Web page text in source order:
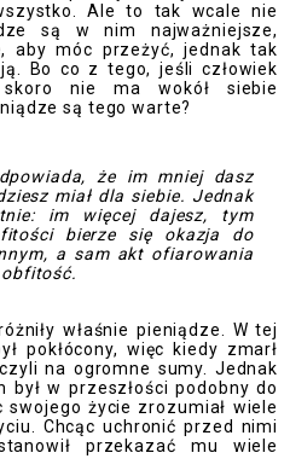
Ale to tak wcale nie
są w nim najważniejsze,
aby móc przeżyć, jednak tak
Bo co z tego, jeśli człowiek
nie ma wokół siebie
są tego warte?
że im mniej dasz
miał dla siebie. Jednak
im więcej dajesz, tym
bierze się okazja do
a sam akt ofiarowania
właśnie pieniądze. W tej
pokłócony, więc kiedy zmarł
na ogromne sumy. Jednak
w przeszłości podobny do
życie zrozumiał wiele
Chcąc uchronić przed nimi
przekazać mu wiele